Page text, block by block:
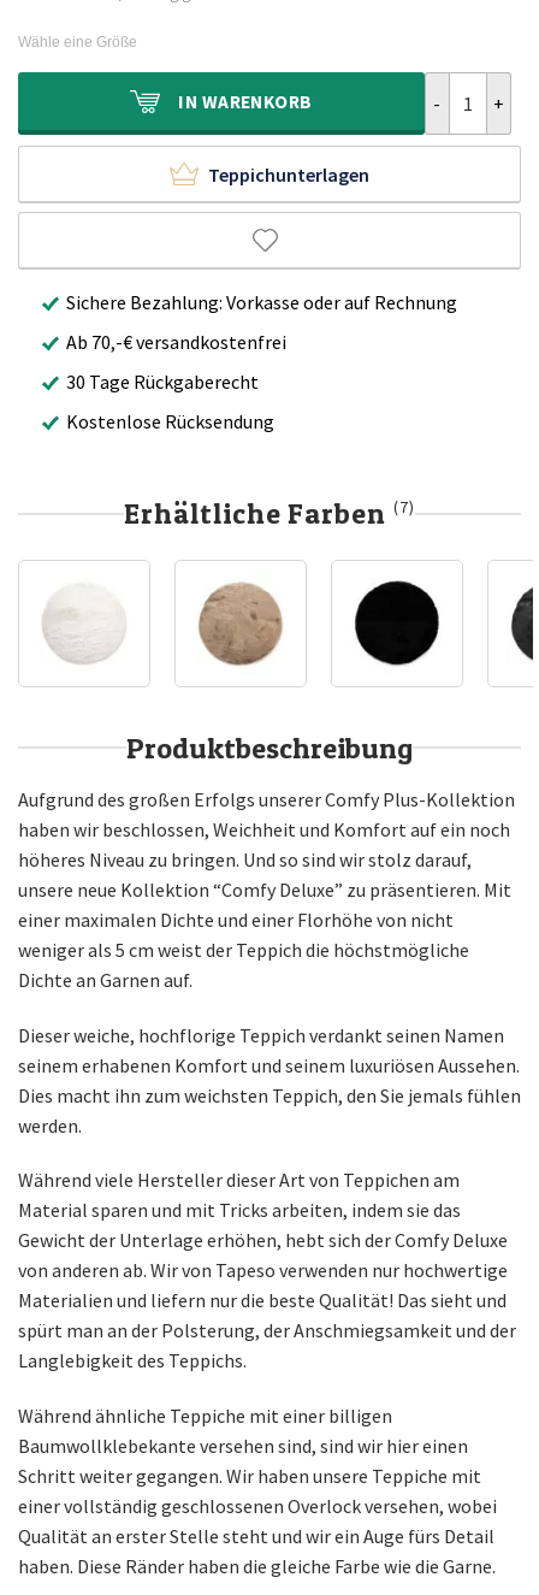
Wähle eine Größe
IN WARENKORB
Teppichunterlagen
Sichere Bezahlung: Vorkasse oder auf Rechnung
Ab 70,-€ versandkostenfrei
30 Tage Rückgaberecht
Kostenlose Rücksendung
Erhältliche Farben(7)
Produktbeschreibung
Aufgrund des großen Erfolgs unserer Comfy Plus-Kollektion
haben wir beschlossen, Weichheit und Komfort auf ein noch
höheres Niveau zu bringen. Und so sind wir stolz darauf,
unsere neue Kollektion “Comfy Deluxe” zu präsentieren. Mit
einer maximalen Dichte und einer Florhöhe von nicht
weniger als 5 cm weist der Teppich die höchstmögliche
Dichte an Garnen auf.
Dieser weiche, hochflorige Teppich verdankt seinen Namen
seinem erhabenen Komfort und seinem luxuriösen Aussehen.
Dies macht ihn zum weichsten Teppich, den Sie jemals fühlen
werden.
Während viele Hersteller dieser Art von Teppichen am
Material sparen und mit Tricks arbeiten, indem sie das
Gewicht der Unterlage erhöhen, hebt sich der Comfy Deluxe
von anderen ab. Wir von Tapeso verwenden nur hochwertige
Materialien und liefern nur die beste Qualität! Das sieht und
spürt man an der Polsterung, der Anschmiegsamkeit und der
Langlebigkeit des Teppichs.
Während ähnliche Teppiche mit einer billigen
Baumwollklebekante versehen sind, sind wir hier einen
Schritt weiter gegangen. Wir haben unsere Teppiche mit
einer vollständig geschlossenen Overlock versehen, wobei
Qualität an erster Stelle steht und wir ein Auge fürs Detail
haben. Diese Ränder haben die gleiche Farbe wie die Garne.